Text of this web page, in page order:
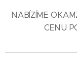
NABÍZÍME
CENU